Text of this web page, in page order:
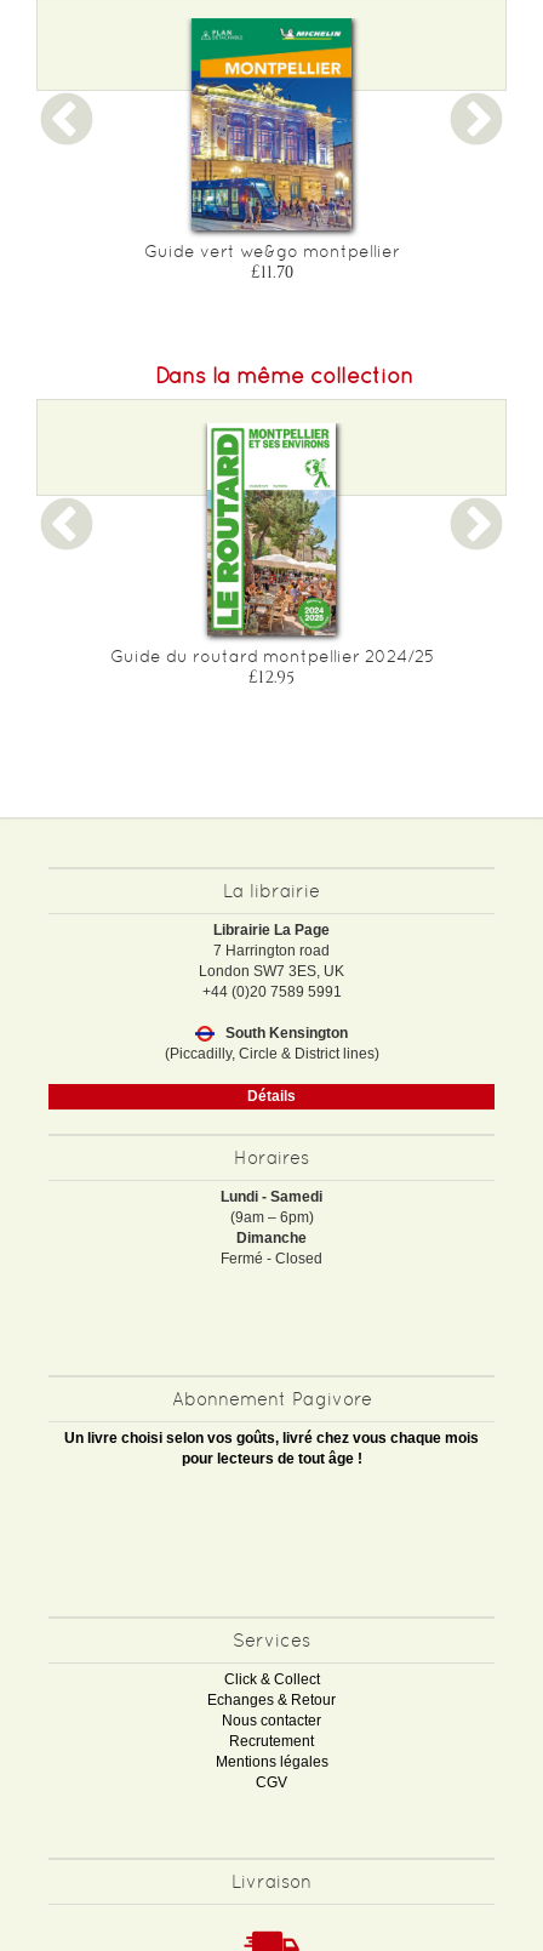
Guide vert we&go montpellier
£11.70
Dans la même collection
Guide du routard montpellier 2024/25
£12.95
La librairie
Librairie La Page
7 Harrington road
London SW7 3ES, UK
+44 (0)20 7589 5991
South Kensington
(Piccadilly, Circle & District lines)
Détails
Horaires
Lundi - Samedi
(9am – 6pm)
Dimanche
Fermé - Closed
Abonnement Pagivore
Un livre choisi selon vos goûts, livré chez vous chaque mois
pour lecteurs de tout âge !
Services
Click & Collect
Echanges & Retour
Nous contacter
Recrutement
Mentions légales
CGV
Livraison